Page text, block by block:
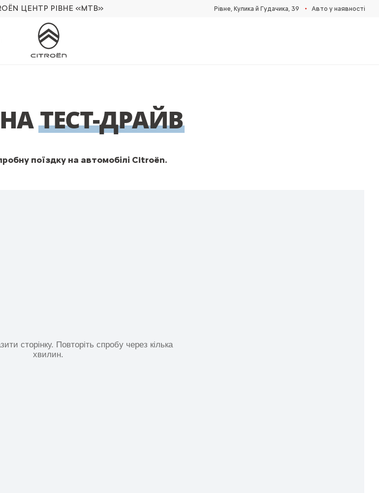
ЦЕНТР РІВНЕ «МТВ» Рівне, Кулика й Гудачика, 39 • Авто у наявності
ТЕСТ-ДРАЙВ
поїздку на автомобілі Citroën.